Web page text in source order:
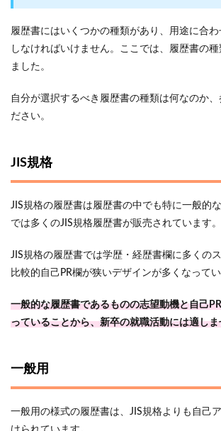
履歴書にはいくつかの種類があり、用途に合
しなければいけません。ここでは、履歴書の
ました。
自分が選択するべき履歴書の種類は何なのか、
ださい。
JIS規格
JIS規格の履歴書は履歴書の中でも特に一般的
では多くのJIS規格履歴書が販売されています。
JIS規格の履歴書では学歴・経歴書欄に多くの
比較的自己PR欄が狭いデザインが多くなってい
一般的な履歴書であるものの志望動機と自己
っていることから、新卒の就職活動には適しま
一般用
一般用の様式の履歴書は、JIS規格よりも自己